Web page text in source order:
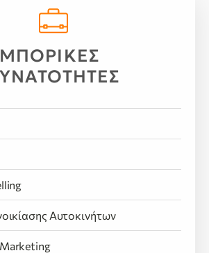
Αυτοκινήτων